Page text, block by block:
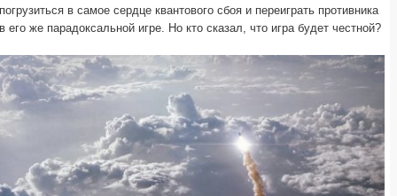
погрузиться в самое сердце квантового сбоя и переиграть противника
в его же парадоксальной игре. Но кто сказал, что игра будет честной?